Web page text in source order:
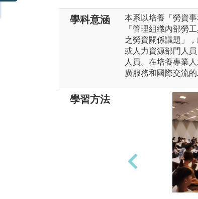
學科意涵
本系以培養「勞資
「管理組織內部勞
之勞資關係議題」
或人力資源部門人
人員。在培養專業
廣服務和國際交流的
學習方法